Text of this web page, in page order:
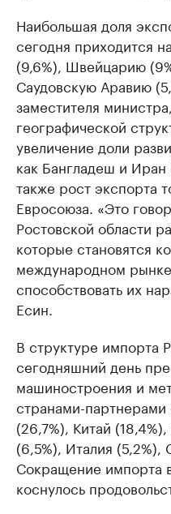
Наибольшая доля
сегодня приходится
(9,6%), Швейцарию
Саудовскую Аравию
заместителя
географической
увеличение доли
как Бангладеш и Иран
также рост экспорта
Евросоюза. «Это
Ростовской области
которые становятся
международном
способствовать их
Есин.
В структуре импорта
сегодняшний день
машиностроения и
странами-партнерами
(26,7%), Китай
(6,5%), Италия
Сокращение импорта
коснулось